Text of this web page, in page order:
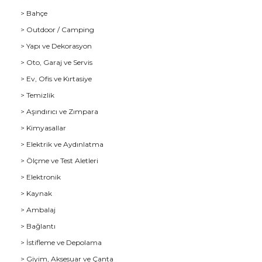
> Bahçe
> Outdoor / Camping
> Yapı ve Dekorasyon
> Oto, Garaj ve Servis
> Ev, Ofis ve Kırtasiye
> Temizlik
> Aşındırıcı ve Zımpara
> Kimyasallar
> Elektrik ve Aydınlatma
> Ölçme ve Test Aletleri
> Elektronik
> Kaynak
> Ambalaj
> Bağlantı
> İstifleme ve Depolama
> Giyim, Aksesuar ve Çanta